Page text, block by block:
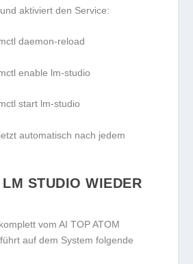
aktiviert den Service:
daemon-reload
enable lm-studio
start lm-studio
automatisch nach jedem
STUDIO WIEDER
vom AI TOP ATOM
auf dem System folgende